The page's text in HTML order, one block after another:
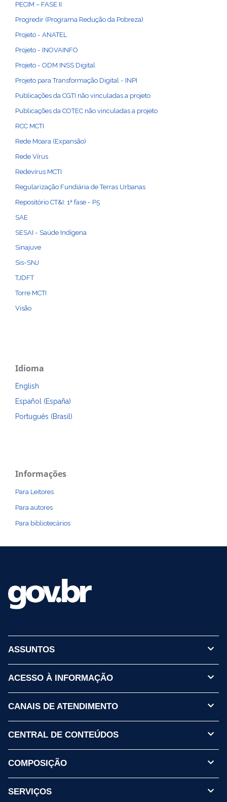
PECIM – FASE II
Progredir (Programa Redução da Pobreza)
Projeto - ANATEL
Projeto - INOVAINFO
Projeto - ODM INSS Digital
Projeto para Transformação Digital - INPI
Publicações da CGTI não vinculadas a projeto
Publicações da COTEC não vinculadas a projeto
RCC MCTI
Rede Moara (Expansão)
Rede Vírus
Redevírus MCTI
Regularização Fundiária de Terras Urbanas
Repositório CT&I: 1ª fase - P5
SAE
SESAI - Saúde Indígena
Sinajuve
Sis-SNJ
TJDFT
Torre MCTI
Visão
Idioma
English
Español (España)
Português (Brasil)
Informações
Para Leitores
Para autores
Para bibliotecários
ASSUNTOS
ACESSO À INFORMAÇÃO
CANAIS DE ATENDIMENTO
CENTRAL DE CONTEÚDOS
COMPOSIÇÃO
SERVIÇOS